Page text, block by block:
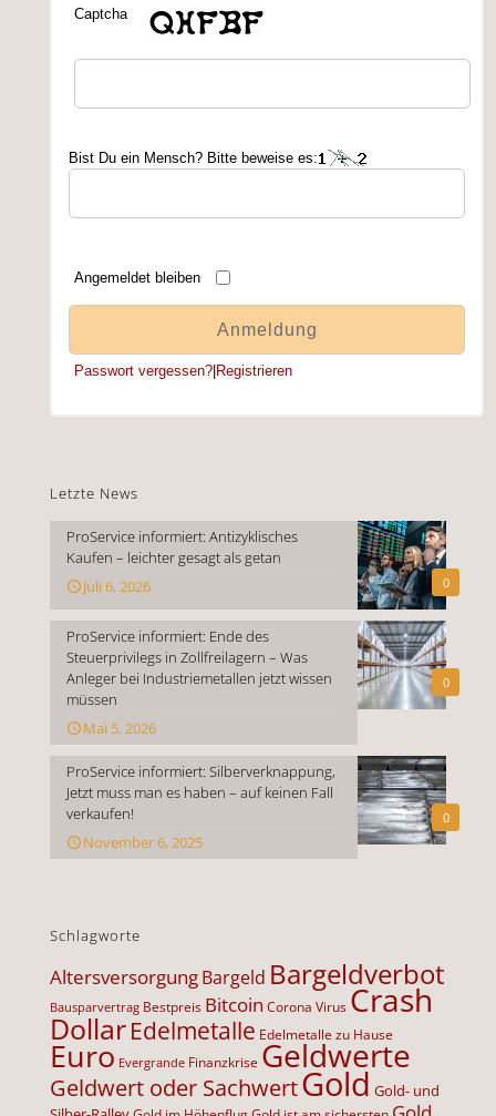
Captcha
Bist Du ein Mensch? Bitte beweise es:
Angemeldet bleiben
Passwort vergessen? Registrieren
Letzte News
0
ProService informiert: Antizyklisches
Kaufen – leichter gesagt als getan
Juli 6, 2026
0
ProService informiert: Ende des
Steuerprivilegs in Zollfreilagern – Was
Anleger bei Industriemetallen jetzt wissen
müssen
Mai 5, 2026
0
ProService informiert: Silberverknappung,
Jetzt muss man es haben – auf keinen Fall
verkaufen!
November 6, 2025
Schlagworte
AltersversorgungBargeld Bargeldverbot
Bausparvertrag Bestpreis Bitcoin Corona Virus Crash
DollarEdelmetalle Edelmetalle zu Hause
Euro Evergrande Finanzkrise Geldwerte
Geldwert oder SachwertGold Gold- und